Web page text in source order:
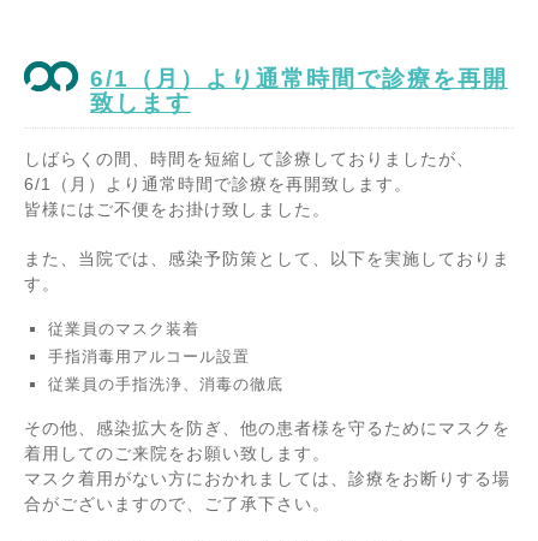
6/1（月）より通常時間で診療を再開
致します
しばらくの間、時間を短縮して診療しておりましたが、
6/1（月）より通常時間で診療を再開致します。
皆様にはご不便をお掛け致しました。
また、当院では、感染予防策として、以下を実施しておりま
す。
従業員のマスク装着
手指消毒用アルコール設置
従業員の手指洗浄、消毒の徹底
その他、感染拡大を防ぎ、他の患者様を守るためにマスクを
着用してのご来院をお願い致します。
マスク着用がない方におかれましては、診療をお断りする場
合がございますので、ご了承下さい。